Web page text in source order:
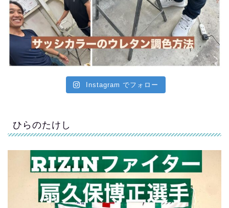
Instagram でフォロー
ひらのたけし